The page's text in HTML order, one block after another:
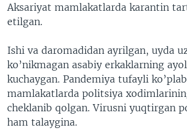
Aksariyat mamlakatlarda karantin
etilgan.
Ishi va daromadidan ayrilgan, uyda
ko’nikmagan asabiy erkaklarning
kuchaygan. Pandemiya tufayli ko’plab
mamlakatlarda politsiya
cheklanib qolgan. Virusni yuqtirgan
ham talaygina.